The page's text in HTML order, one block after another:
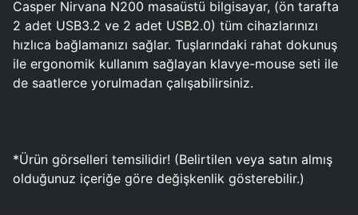
Casper Nirvana N200 masaüstü bilgisayar, (ön tarafta
2 adet USB3.2 ve 2 adet USB2.0) tüm cihazlarınızı
hızlıca bağlamanızı sağlar. Tuşlarındaki rahat dokunuş
ile ergonomik kullanım sağlayan klavye-mouse seti ile
de saatlerce yorulmadan çalışabilirsiniz.
*Ürün görselleri temsilidir! (Belirtilen veya satın almış
olduğunuz içeriğe göre değişkenlik gösterebilir.)